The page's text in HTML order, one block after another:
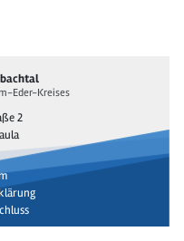
Eder-Kreises
2